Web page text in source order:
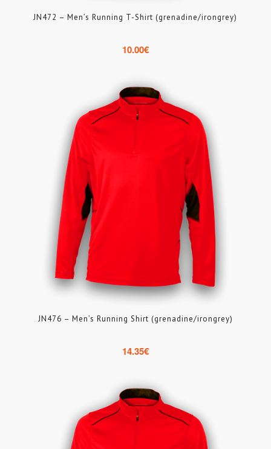
JN472 – Men’s Running T-Shirt (grenadine/irongrey)
10.00€
JN476 – Men’s Running Shirt (grenadine/irongrey)
14.35€